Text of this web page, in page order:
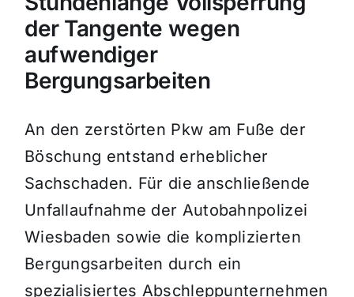
der Tangente wegen
aufwendiger
Bergungsarbeiten
An den zerstörten Pkw am Fuße der
Böschung entstand erheblicher
Sachschaden. Für die anschließende
Unfallaufnahme der Autobahnpolizei
Wiesbaden sowie die komplizierten
Bergungsarbeiten durch ein
spezialisiertes Abschleppunternehmen